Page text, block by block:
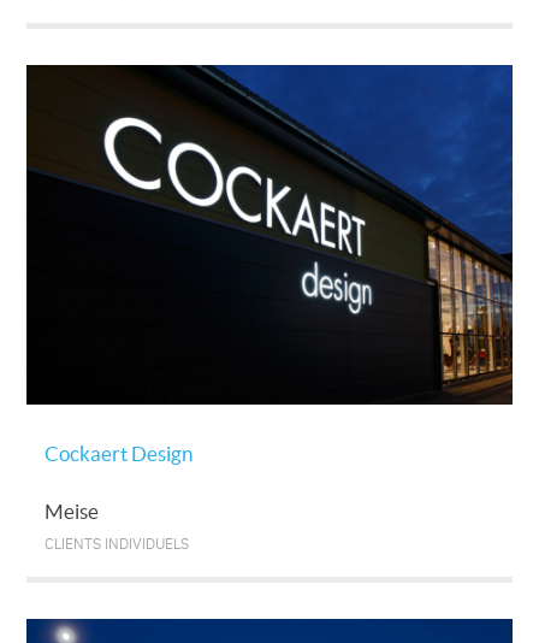
Cockaert Design
Meise
CLIENTS INDIVIDUELS